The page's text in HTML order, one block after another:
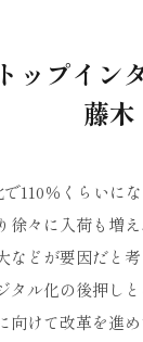
ップイン
藤
110％くらいに
徐々に入荷も増
などが要因だと
タル化の後押し
けて改革を進め